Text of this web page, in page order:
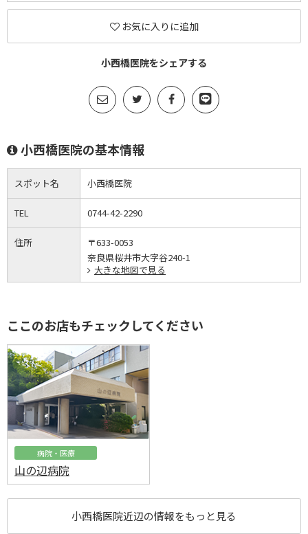
お気に入りに追加
小西橋医院をシェアする
小西橋医院の基本情報
スポット名 小西橋医院
TEL 0744-42-2290
住所
〒633-0053
奈良県桜井市大字谷240-1
大きな地図で見る
ここのお店もチェックしてください
病院・医療
山の辺病院
小西橋医院近辺の情報をもっと見る